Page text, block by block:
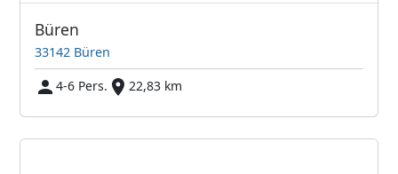
Büren
33142 Büren
4-6 Pers.
22,83 km